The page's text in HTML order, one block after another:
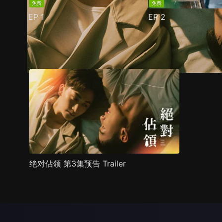
免费
EP 1
免费
EP2
预告 推荐影片 剧情介绍
绝对佔领 第3集预告 Trailer